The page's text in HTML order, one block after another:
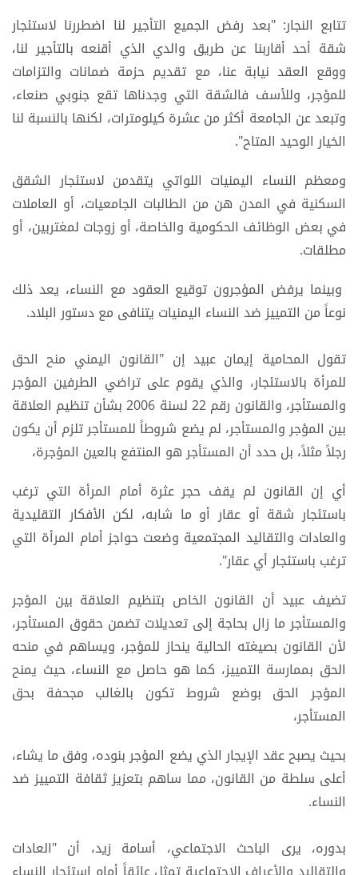
تتابع النجار: "بعد رفض الجميع التأجير لنا اضطررنا لاستئجار
شقة أحد أقاربنا عن طريق والدي الذي أقنعه بالتأجير لنا،
ووقع العقد نيابة عنا، مع تقديم حزمة ضمانات والتزامات
للمؤجر، وللأسف فالشقة التي وجدناها تقع جنوبي صنعاء،
وتبعد عن الجامعة أكثر من عشرة كيلومترات، لكنها بالنسبة لنا
الخيار الوحيد المتاح".
ومعظم النساء اليمنيات اللواتي يتقدمن لاستئجار الشقق
السكنية في المدن هن من الطالبات الجامعيات، أو العاملات
في بعض الوظائف الحكومية والخاصة، أو زوجات لمغتربين، أو
مطلقات.
وبينما يرفض المؤجرون توقيع العقود مع النساء، يعد ذلك
نوعاً من التمييز ضد النساء اليمنيات يتنافى مع دستور البلاد.
تقول المحامية إيمان عبيد إن "القانون اليمني منح الحق
للمرأة بالاستئجار، والذي يقوم على تراضي الطرفين المؤجر
والمستأجر، والقانون رقم 22 لسنة 2006 بشأن تنظيم العلاقة
بين المؤجر والمستأجر، لم يضع شروطاً للمستأجر تلزم أن يكون
رجلاً مثلاً، بل حدد أن المستأجر هو المنتفع بالعين المؤجرة،
أي إن القانون لم يقف حجر عثرة أمام المرأة التي ترغب
باستئجار شقة أو عقار أو ما شابه، لكن الأفكار التقليدية
والعادات والتقاليد المجتمعية وضعت حواجز أمام المرأة التي
ترغب باستئجار أي عقار".
تضيف عبيد أن القانون الخاص بتنظيم العلاقة بين المؤجر
والمستأجر ما زال بحاجة إلى تعديلات تضمن حقوق المستأجر،
لأن القانون بصيغته الحالية ينحاز للمؤجر، ويساهم في منحه
الحق بممارسة التمييز، كما هو حاصل مع النساء، حيث يمنح
المؤجر الحق بوضع شروط تكون بالغالب مجحفة بحق
المستأجر،
بحيث يصبح عقد الإيجار الذي يضع المؤجر بنوده، وفق ما يشاء،
أعلى سلطة من القانون، مما ساهم بتعزيز ثقافة التمييز ضد
النساء.
بدوره، يرى الباحث الاجتماعي، أسامة زيد، أن "العادات